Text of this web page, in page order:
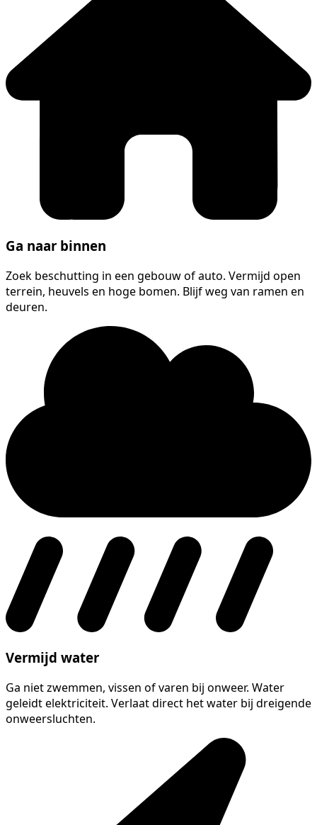
Ga naar binnen
Zoek beschutting in een gebouw of auto. Vermijd open
terrein, heuvels en hoge bomen. Blijf weg van ramen en
deuren.
Vermijd water
Ga niet zwemmen, vissen of varen bij onweer. Water
geleidt elektriciteit. Verlaat direct het water bij dreigende
onweersluchten.